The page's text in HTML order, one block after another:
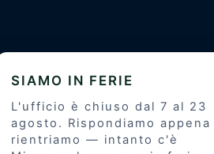
Cookies
utilizziamo tecnologie